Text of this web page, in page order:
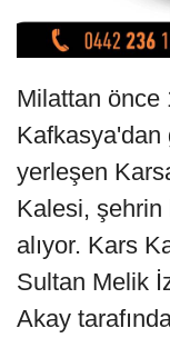
Milattan önce
Kafkasya'dan
yerleşen
Kalesi,
alıyor. Kars
Sultan Melik
Akay